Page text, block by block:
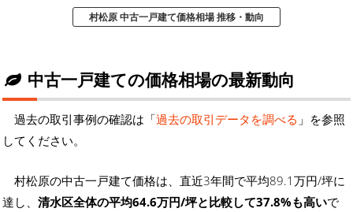
村松原 中古一戸建て価格相場 推移・動向
中古一戸建ての価格相場の最新動向
過去の取引事例の確認は「過去の取引データを調べる 」を参照
してください。
村松原の中古一戸建て価格は、直近3年間で平均89.1万円/坪に
達し、 清水区全体の平均64.6万円/坪と比較して37.8%も高いで